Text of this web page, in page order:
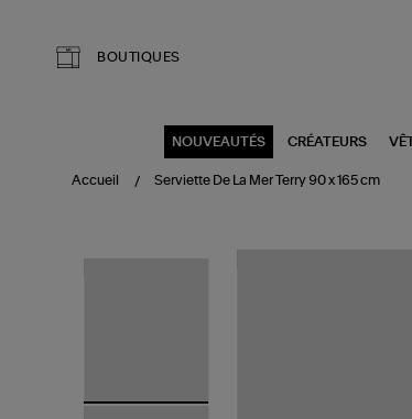
BOUTIQUES
NOUVEAUTÉS CRÉATEURS
Accueil Serviette De La Mer Terry 90 x 165 cm